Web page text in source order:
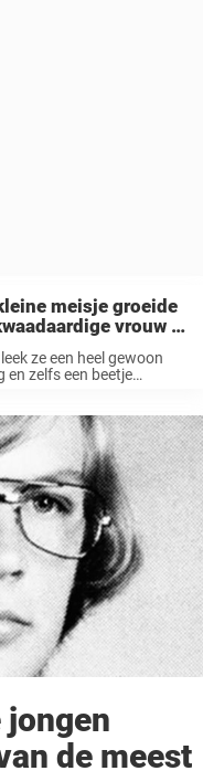
meisje groeide
vrouw in
ze een heel gewoon
en zelfs een beetje
...
jongen
de meest